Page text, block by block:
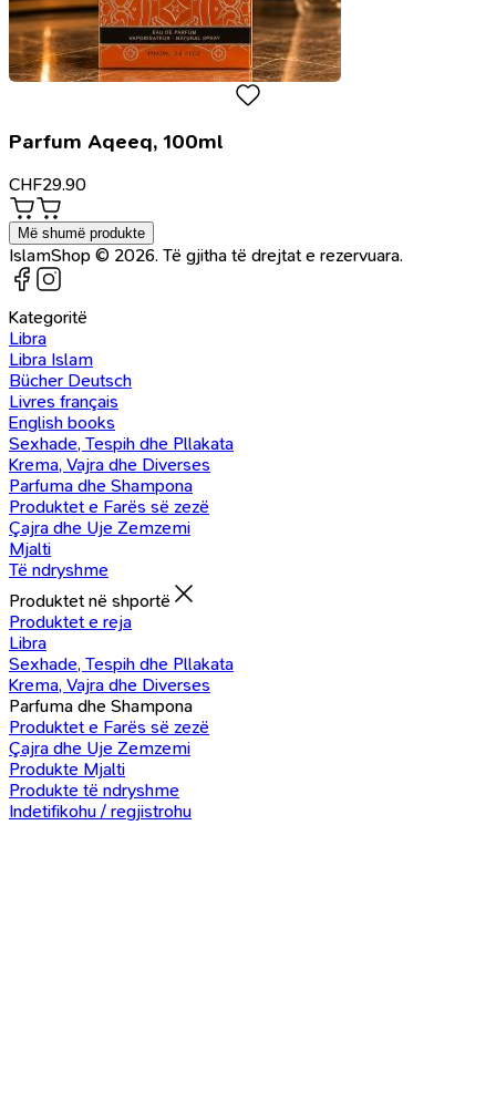
Parfum Aqeeq, 100ml
CHF29.90
Më shumë produkte
IslamShop © 2026. Të gjitha të drejtat e rezervuara.
Kategoritë
Libra
Libra Islam
Bücher Deutsch
Livres français
English books
Sexhade, Tespih dhe Pllakata
Krema, Vajra dhe Diverses
Parfuma dhe Shampona
Produktet e Farës së zezë
Çajra dhe Uje Zemzemi
Mjalti
Të ndryshme
Produktet në shportë
Produktet e reja
Libra
Sexhade, Tespih dhe Pllakata
Krema, Vajra dhe Diverses
Parfuma dhe Shampona
Produktet e Farës së zezë
Çajra dhe Uje Zemzemi
Produkte Mjalti
Produkte të ndryshme
Indetifikohu / regjistrohu